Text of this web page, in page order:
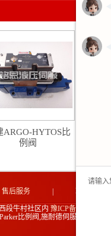
ARGO-HYTOS比
例阀
售后服务 联系我们
段牛村社区内 豫ICP备2021032991
比例阀,施耐德伺服阀维修,易